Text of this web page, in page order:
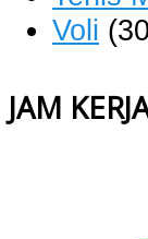
Voli
JAM